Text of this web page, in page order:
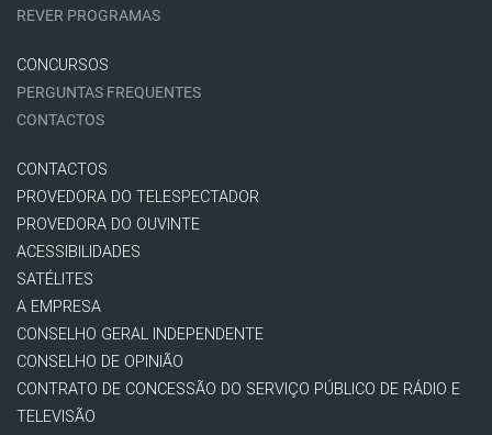
REVER PROGRAMAS
CONCURSOS
PERGUNTAS FREQUENTES
CONTACTOS
CONTACTOS
PROVEDORA DO TELESPECTADOR
PROVEDORA DO OUVINTE
ACESSIBILIDADES
SATÉLITES
A EMPRESA
CONSELHO GERAL INDEPENDENTE
CONSELHO DE OPINIÃO
CONTRATO DE CONCESSÃO DO SERVIÇO PÚBLICO DE RÁDIO E
TELEVISÃO